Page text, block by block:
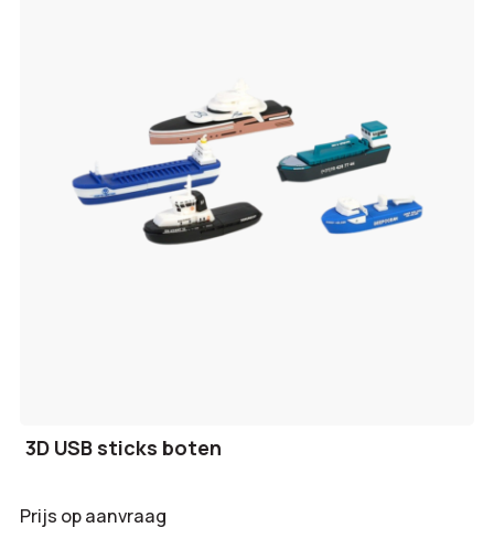
3D USB sticks boten
Prijs op aanvraag